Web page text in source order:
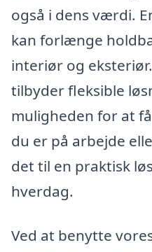
også i dens værdi.
kan forlænge
interiør og
tilbyder fleksible
muligheden for at
du er på arbejde
det til en praktisk
hverdag.
Ved at benytte